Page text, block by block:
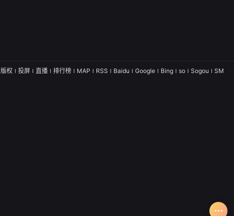
版权 投屏 直播 排行榜 MAP RSS Baidu Google Bing so Sogou SM